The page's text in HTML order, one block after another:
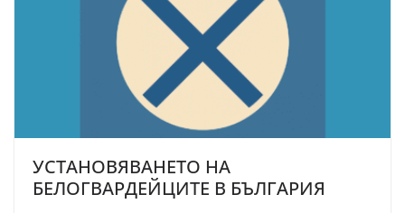
УСТАНОВЯВАНЕТО НА
БЕЛОГВАРДЕЙЦИТЕ В БЪЛГАРИЯ